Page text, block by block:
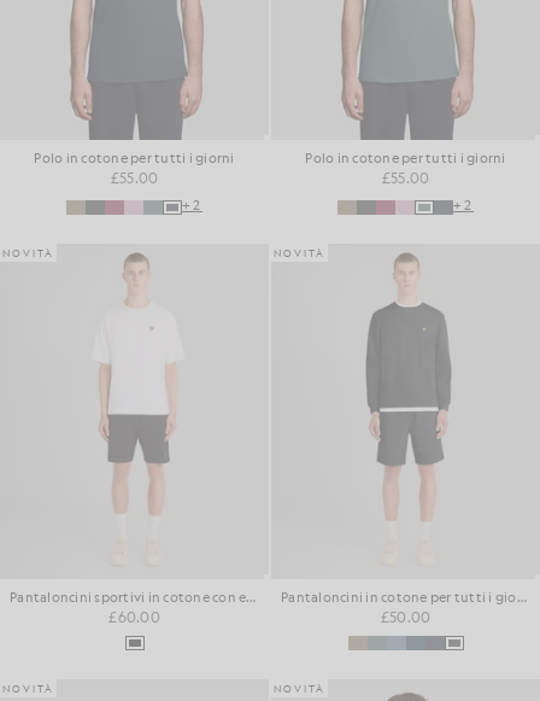
Polo in cotone per tutti i giorni
£55.00
+2
Polo in cotone per tutti i giorni
£55.00
+2
NOVITÀ
Pantaloncini sportivi in cotone con effetto loopback
£60.00
NOVITÀ
Pantaloncini in cotone per tutti i giorni
£50.00
NOVITÀ NOVITÀ